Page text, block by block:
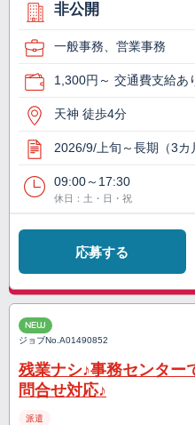
非公開
一般事務、営業事務
1,300円～ 交通費支給あ
天神 徒歩4分
2026/9/上旬～長期（3カ
09:00～17:30
休日：土・日・祝
応募する
NEW
ジョブNo.A01490852
残業ナシ♪事務センター
問合せ対応♪
派遣